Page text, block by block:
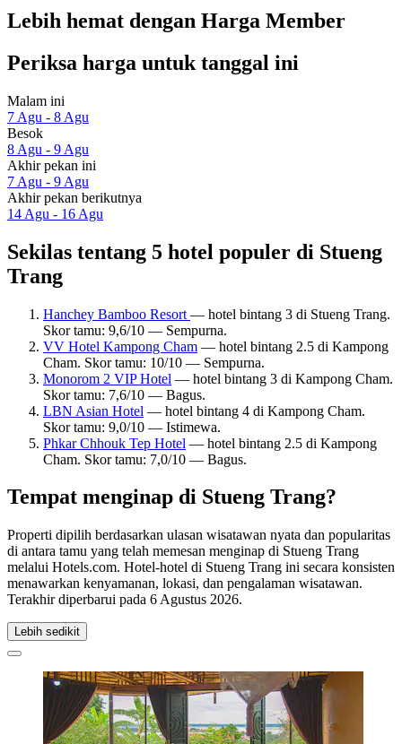
Lebih hemat dengan Harga Member
Periksa harga untuk tanggal ini
Malam ini
7 Agu - 8 Agu
Besok
8 Agu - 9 Agu
Akhir pekan ini
7 Agu - 9 Agu
Akhir pekan berikutnya
14 Agu - 16 Agu
Sekilas tentang 5 hotel populer di Stueng
Trang
Hanchey Bamboo Resort — hotel bintang 3 di Stueng Trang.
Skor tamu: 9,6/10 — Sempurna.
VV Hotel Kampong Cham — hotel bintang 2.5 di Kampong
Cham. Skor tamu: 10/10 — Sempurna.
Monorom 2 VIP Hotel — hotel bintang 3 di Kampong Cham.
Skor tamu: 7,6/10 — Bagus.
LBN Asian Hotel — hotel bintang 4 di Kampong Cham.
Skor tamu: 9,0/10 — Istimewa.
Phkar Chhouk Tep Hotel — hotel bintang 2.5 di Kampong
Cham. Skor tamu: 7,0/10 — Bagus.
Tempat menginap di Stueng Trang?
Properti dipilih berdasarkan ulasan wisatawan nyata dan popularitas
di antara tamu yang telah memesan menginap di Stueng Trang
melalui Hotels.com. Hotel-hotel di Stueng Trang ini secara konsisten
menawarkan kenyamanan, lokasi, dan pengalaman wisatawan.
Terakhir diperbarui pada 6 Agustus 2026.
Lebih sedikit